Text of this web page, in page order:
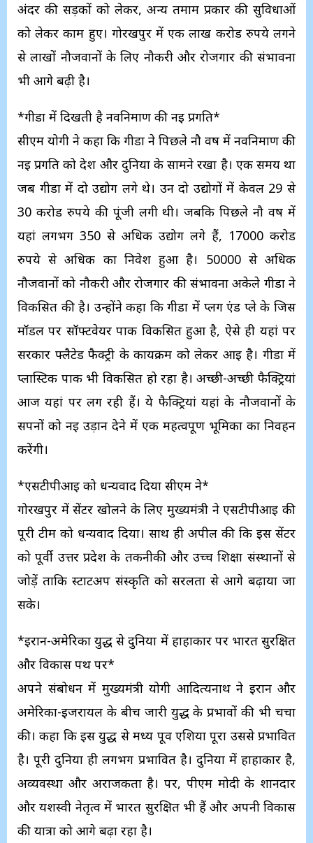
अंदर की सड़कों को लेकर, अन्य तमाम प्रकार की सुविधाओं
को लेकर काम हुए। गोरखपुर में एक लाख करोड रुपये लगने
से लाखों नौजवानों के लिए नौकरी और रोजगार की संभावना
भी आगे बढ़ी है।
*गीडा में दिखती है नवनिर्माण की नई प्रगति*
सीएम योगी ने कहा कि गीडा ने पिछले नौ वर्ष में नवनिर्माण की
नई प्रगति को देश और दुनिया के सामने रखा है। एक समय था
जब गीडा में दो उद्योग लगे थे। उन दो उद्योगों में केवल 29 से
30 करोड रुपये की पूंजी लगी थी। जबकि पिछले नौ वर्ष में
यहां लगभग 350 से अधिक उद्योग लगे हैं, 17000 करोड
रुपये से अधिक का निवेश हुआ है। 50000 से अधिक
नौजवानों को नौकरी और रोजगार की संभावना अकेले गीडा ने
विकसित की है। उन्होंने कहा कि गीडा में प्लग एंड प्ले के जिस
मॉडल पर सॉफ्टवेयर पार्क विकसित हुआ है, ऐसे ही यहां पर
सरकार फ्लैटेड फैक्ट्री के कार्यक्रम को लेकर आई है। गीडा में
प्लास्टिक पार्क भी विकसित हो रहा है। अच्छी-अच्छी फैक्ट्रियां
आज यहां पर लग रही हैं। ये फैक्ट्रियां यहां के नौजवानों के
सपनों को नई उड़ान देने में एक महत्वपूर्ण भूमिका का निर्वहन
करेंगी।
*एसटीपीआई को धन्यवाद दिया सीएम ने*
गोरखपुर में सेंटर खोलने के लिए मुख्यमंत्री ने एसटीपीआई की
पूरी टीम को धन्यवाद दिया। साथ ही अपील की कि इस सेंटर
को पूर्वी उत्तर प्रदेश के तकनीकी और उच्च शिक्षा संस्थानों से
जोड़ें ताकि स्टार्टअप संस्कृति को सरलता से आगे बढ़ाया जा
सके।
*ईरान-अमेरिका युद्ध से दुनिया में हाहाकार पर भारत सुरक्षित
और विकास पथ पर*
अपने संबोधन में मुख्यमंत्री योगी आदित्यनाथ ने ईरान और
अमेरिका-इजरायल के बीच जारी युद्ध के प्रभावों की भी चर्चा
की। कहा कि इस युद्ध से मध्य पूर्व एशिया पूरा उससे प्रभावित
है। पूरी दुनिया ही लगभग प्रभावित है। दुनिया में हाहाकार है,
अव्यवस्था और अराजकता है। पर, पीएम मोदी के शानदार
और यशस्वी नेतृत्व में भारत सुरक्षित भी हैं और अपनी विकास
की यात्रा को आगे बढ़ा रहा है।